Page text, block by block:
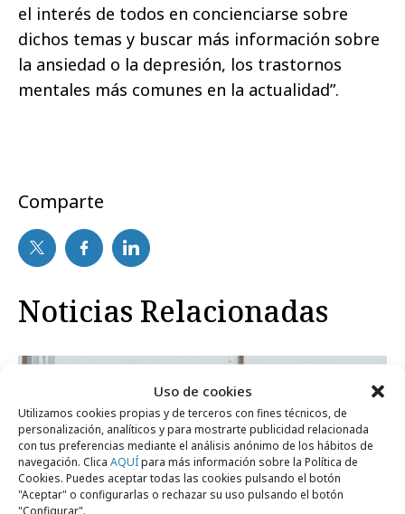
Uso de cookies
Utilizamos cookies propias y de terceros con fines técnicos, de
personalización, analíticos y para mostrarte publicidad relacionada
con tus preferencias mediante el análisis anónimo de los hábitos de
navegación. Clica AQUÍpara más información sobre la Política de
Cookies. Puedes aceptar todas las cookies pulsando el botón
"Aceptar" o configurarlas o rechazar su uso pulsando el botón
"Configurar".
el interés de todos en concienciarse sobre
dichos temas y buscar más información sobre
la ansiedad o la depresión, los trastornos
mentales más comunes en la actualidad”.
Comparte
Noticias Relacionadas